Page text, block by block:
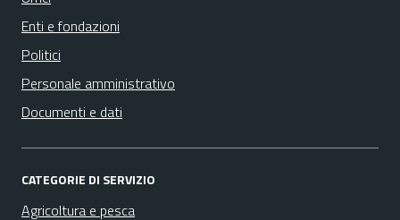
Enti e fondazioni
Politici
Personale amministrativo
Documenti e dati
CATEGORIE DI SERVIZIO
Agricoltura e pesca